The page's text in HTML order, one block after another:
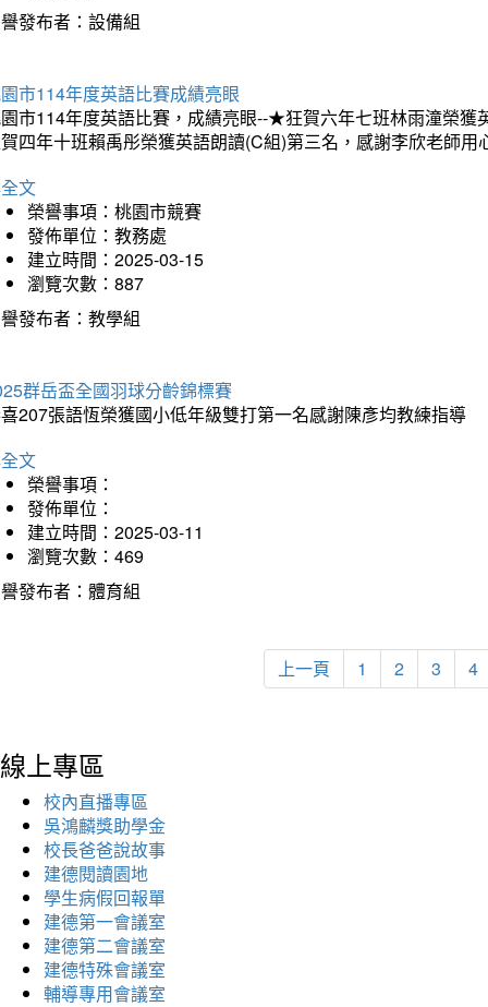
發布者：設備組
市114年度英語比賽成績亮眼
市114年度英語比賽，成績亮眼--★狂賀六年七班林雨潼榮
四年十班賴禹彤榮獲英語朗讀(C組)第三名，感謝李欣老師
文
榮譽事項：桃園市競賽
發佈單位：教務處
建立時間：2025-03-15
瀏覽次數：887
發布者：教學組
群岳盃全國羽球分齡錦標賽
207張語恆榮獲國小低年級雙打第一名感謝陳彥均教練指導
文
榮譽事項：
發佈單位：
建立時間：2025-03-11
瀏覽次數：469
發布者：體育組
上一頁 1 2 3 4
線上專區
校內直播專區
吳鴻麟獎助學金
校長爸爸說故事
建德閱讀園地
學生病假回報單
建德第一會議室
建德第二會議室
建德特殊會議室
輔導專用會議室